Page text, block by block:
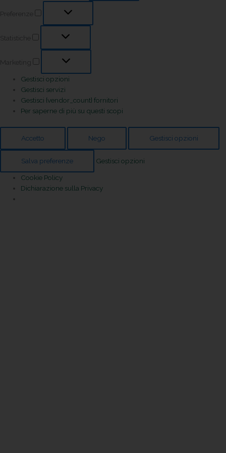
Preferenze
Statistiche
Marketing
Gestisci opzioni
Gestisci servizi
Gestisci {vendor_count} fornitori
Per saperne di più su questi scopi
Accetto Nego Gestisci opzioni
Salva preferenze Gestisci opzioni
Cookie Policy
Dichiarazione sulla Privacy